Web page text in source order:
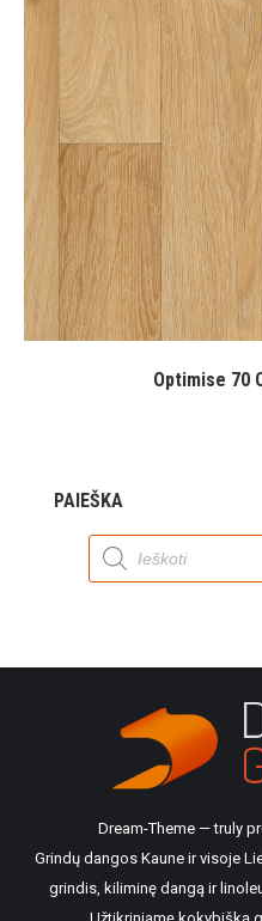
Optimise 70
PAIEŠKA
Products
search
Dream-Theme — truly
Grindų dangos Kaune ir visoje
grindis, kiliminę dangą ir